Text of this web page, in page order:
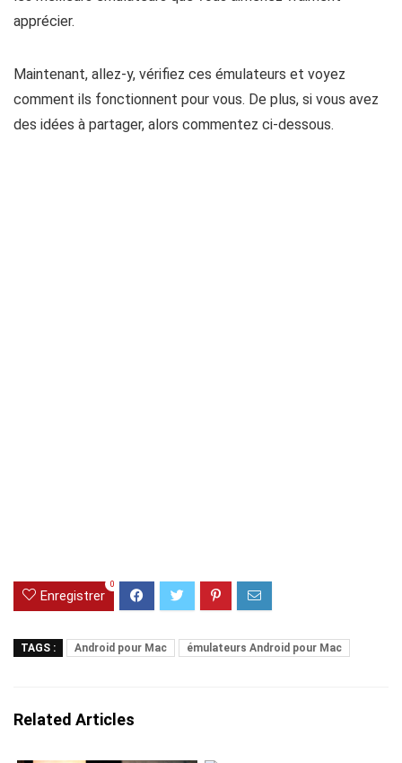
apprécier.
Maintenant, allez-y, vérifiez ces émulateurs et voyez
comment ils fonctionnent pour vous. De plus, si vous avez
des idées à partager, alors commentez ci-dessous.
Enregistrer
0
TAGS : Android pour Mac émulateurs Android pour Mac
Related Articles